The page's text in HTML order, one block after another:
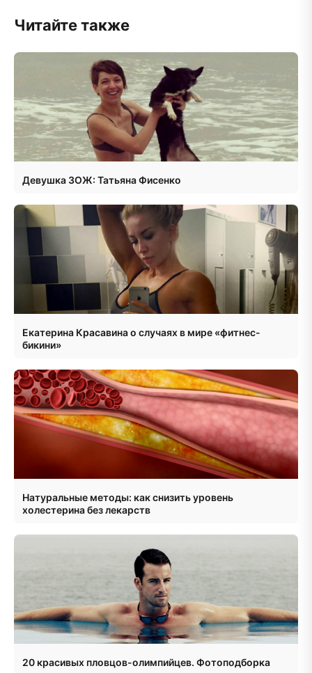
Читайте также
Девушка ЗОЖ: Татьяна Фисенко
Екатерина Красавина о случаях в мире «фитнес-
бикини»
Натуральные методы: как снизить уровень
холестерина без лекарств
20 красивых пловцов-олимпийцев. Фотоподборка